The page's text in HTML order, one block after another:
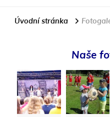
Úvodní stránka
Naše